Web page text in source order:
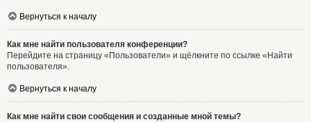
Вернуться к началу
Как мне найти пользователя конференции?
Перейдите на страницу «Пользователи» и щёлкните по ссылке «Найти
пользователя».
Вернуться к началу
Как мне найти свои сообщения и созданные мной темы?